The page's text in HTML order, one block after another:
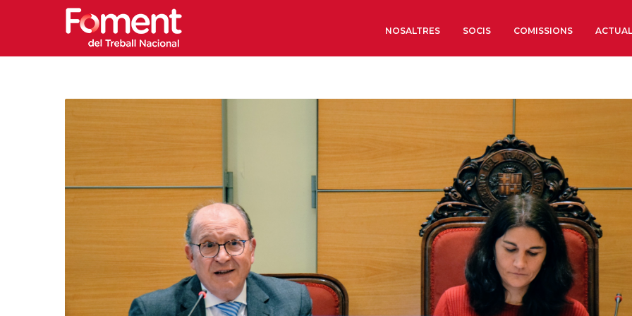
NOSALTRES
Òrgans Consultius
Estructura Executiva
Institut d’Estudis
Societat Barcelonesa
Econòmics i Socials
Organitzacions
Organitzacions
Coneix més
SOCIS COMISSIONS